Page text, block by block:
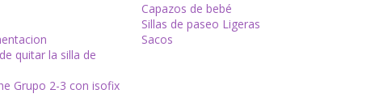
quitar la silla de
Grupo 2-3 con isofix
Capazos de bebé
Sillas de paseo Ligeras
Sacos